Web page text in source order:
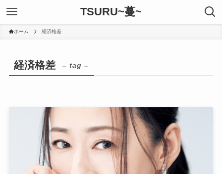
TSURU~蔓~
ホーム 経済格差
経済格差 – tag –